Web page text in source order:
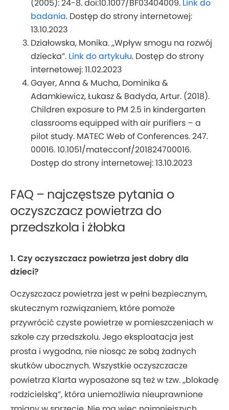
(2005): 24-8. doi:10.1007/BF03404009. Link do
badania. Dostęp do strony internetowej:
13.10.2023
Działowska, Monika. „Wpływ smogu na rozwój
dziecka”. Link do artykułu. Dostęp do strony
internetowej: 11.02.2023
Gayer, Anna & Mucha, Dominika &
Adamkiewicz, Łukasz & Badyda, Artur. (2018).
Children exposure to PM 2.5 in kindergarten
classrooms equipped with air purifiers – a
pilot study. MATEC Web of Conferences. 247.
00016. 10.1051/matecconf/201824700016.
Dostęp do strony internetowej: 13.10.2023
FAQ – najczęstsze pytania o
oczyszczacz powietrza do
przedszkola i żłobka
1. Czy oczyszczacz powietrza jest dobry dla
dzieci?
Oczyszczacz powietrza jest w pełni bezpiecznym,
skutecznym rozwiązaniem, które pomoże
przywrócić czyste powietrze w pomieszczeniach w
szkole czy przedszkolu. Jego eksploatacja jest
prosta i wygodna, nie niosąc ze sobą żadnych
skutków ubocznych. Wszystkie oczyszczacze
powietrza Klarta wyposażone są też w tzw. „blokadę
rodzicielską”, która uniemożliwia nieuprawnione